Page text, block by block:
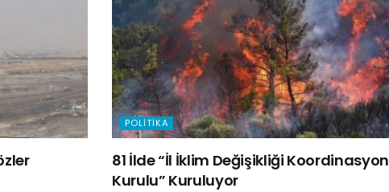
POLITIKA
81 İlde “İl İklim Değişikliği Koordinasyon
Kurulu” Kuruluyor